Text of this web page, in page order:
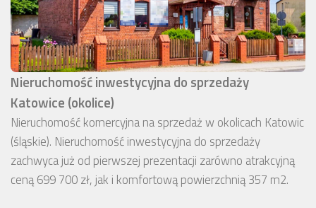
Nieruchomość inwestycyjna do sprzedaży
Katowice (okolice)
Nieruchomość komercyjna na sprzedaż w okolicach Katowic
(śląskie). Nieruchomość inwestycyjna do sprzedaży
zachwyca już od pierwszej prezentacji zarówno atrakcyjną
ceną 699 700 zł, jak i komfortową powierzchnią 357 m2.